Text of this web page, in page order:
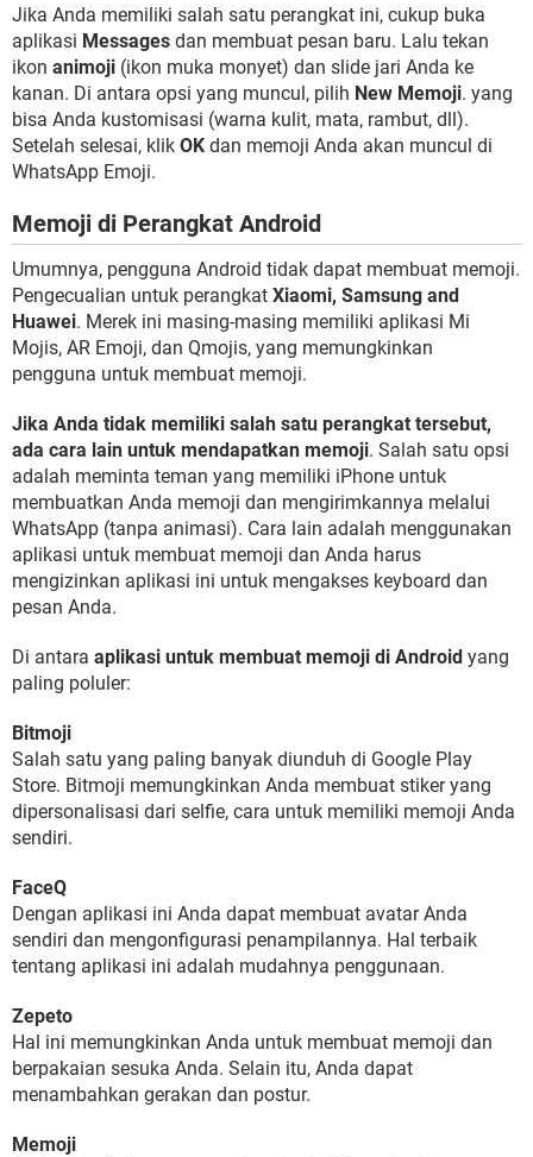
Jika Anda memiliki salah satu perangkat ini, cukup buka
aplikasi Messages dan membuat pesan baru. Lalu tekan
ikon animoji (ikon muka monyet) dan slide jari Anda ke
kanan. Di antara opsi yang muncul, pilih New Memoji. yang
bisa Anda kustomisasi (warna kulit, mata, rambut, dll).
Setelah selesai, klik OK dan memoji Anda akan muncul di
WhatsApp Emoji.
Memoji di Perangkat Android
Umumnya, pengguna Android tidak dapat membuat memoji.
Pengecualian untuk perangkat Xiaomi, Samsung and
Huawei. Merek ini masing-masing memiliki aplikasi Mi
Mojis, AR Emoji, dan Qmojis, yang memungkinkan
pengguna untuk membuat memoji.
Jika Anda tidak memiliki salah satu perangkat tersebut,
ada cara lain untuk mendapatkan memoji. Salah satu opsi
adalah meminta teman yang memiliki iPhone untuk
membuatkan Anda memoji dan mengirimkannya melalui
WhatsApp (tanpa animasi). Cara lain adalah menggunakan
aplikasi untuk membuat memoji dan Anda harus
mengizinkan aplikasi ini untuk mengakses keyboard dan
pesan Anda.
Di antara aplikasi untuk membuat memoji di Android yang
paling poluler:
Bitmoji
Salah satu yang paling banyak diunduh di Google Play
Store. Bitmoji memungkinkan Anda membuat stiker yang
dipersonalisasi dari selfie, cara untuk memiliki memoji Anda
sendiri.
FaceQ
Dengan aplikasi ini Anda dapat membuat avatar Anda
sendiri dan mengonfigurasi penampilannya. Hal terbaik
tentang aplikasi ini adalah mudahnya penggunaan.
Zepeto
Hal ini memungkinkan Anda untuk membuat memoji dan
berpakaian sesuka Anda. Selain itu, Anda dapat
menambahkan gerakan dan postur.
Memoji